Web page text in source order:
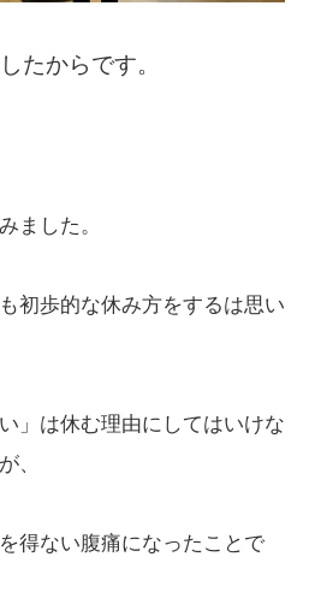
たからです。
ました。
初歩的な休み方をするは思い
」は休む理由にしてはいけな
、
得ない腹痛になったことで